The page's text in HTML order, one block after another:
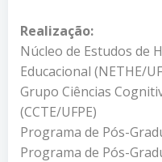
Realização:
Núcleo de Estudos de
Educacional (NETHE/
Grupo Ciências
(CCTE/UFPE)
Programa de Pós-
Programa de Pós-